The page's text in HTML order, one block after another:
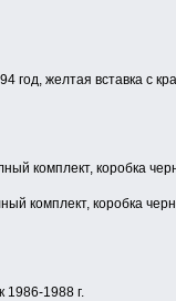
год, желтая вставка с
комплект, коробка
комплект, коробка
1986-1988 г.